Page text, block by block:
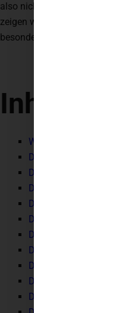
also nicht auch Ihr
zeigen wir Ihnen, wie Sie Ihr
besonders im Blick behalten
Warum ein
Die Vorteile eines
Die Vorbereitungen für
Die wichtigsten Schritte
Die Aufräumarbeiten im
Die Überprüfung der
Die Überprüfung der
Die Überprüfung des
Die Überprüfung der
Die Überprüfung der
Die Überprüfung der